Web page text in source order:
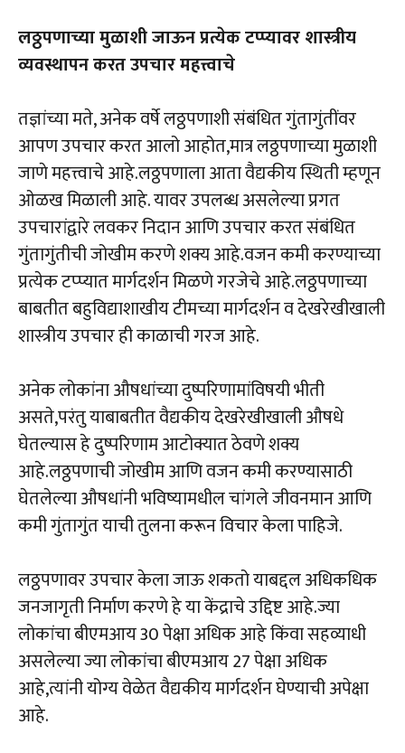
लठ्ठपणाच्या मुळाशी जाऊन प्रत्येक टप्प्यावर शास्त्रीय
व्यवस्थापन करत उपचार महत्त्वाचे
तज्ञांच्या मते, अनेक वर्षे लठ्ठपणाशी संबंधित गुंतागुंतींवर
आपण उपचार करत आलो आहोत,मात्र लठ्ठपणाच्या मुळाशी
जाणे महत्त्वाचे आहे.लठ्ठपणाला आता वैद्यकीय स्थिती म्हणून
ओळख मिळाली आहे. यावर उपलब्ध असलेल्या प्रगत
उपचारांद्वारे लवकर निदान आणि उपचार करत संबंधित
गुंतागुंतीची जोखीम करणे शक्य आहे.वजन कमी करण्याच्या
प्रत्येक टप्प्यात मार्गदर्शन मिळणे गरजेचे आहे.लठ्ठपणाच्या
बाबतीत बहुविद्याशाखीय टीमच्या मार्गदर्शन व देखरेखीखाली
शास्त्रीय उपचार ही काळाची गरज आहे.
अनेक लोकांना औषधांच्या दुष्परिणामांविषयी भीती
असते,परंतु याबाबतीत वैद्यकीय देखरेखीखाली औषधे
घेतल्यास हे दुष्परिणाम आटोक्यात ठेवणे शक्य
आहे.लठ्ठपणाची जोखीम आणि वजन कमी करण्यासाठी
घेतलेल्या औषधांनी भविष्यामधील चांगले जीवनमान आणि
कमी गुंतागुंत याची तुलना करून विचार केला पाहिजे.
लठ्ठपणावर उपचार केला जाऊ शकतो याबद्दल अधिकधिक
जनजागृती निर्माण करणे हे या केंद्राचे उद्दिष्ट आहे.ज्या
लोकांचा बीएमआय 30 पेक्षा अधिक आहे किंवा सहव्याधी
असलेल्या ज्या लोकांचा बीएमआय 27 पेक्षा अधिक
आहे,त्यांनी योग्य वेळेत वैद्यकीय मार्गदर्शन घेण्याची अपेक्षा
आहे.